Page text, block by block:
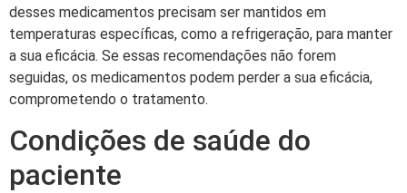
desses medicamentos precisam ser mantidos em
temperaturas específicas, como a refrigeração, para manter
a sua eficácia. Se essas recomendações não forem
seguidas, os medicamentos podem perder a sua eficácia,
comprometendo o tratamento.
Condições de saúde do
paciente